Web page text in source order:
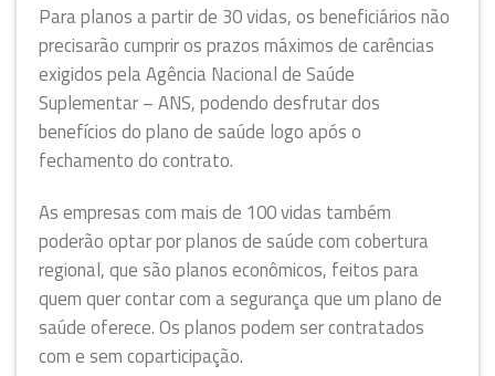
Para planos a partir de 30 vidas, os beneficiários não
precisarão cumprir os prazos máximos de carências
exigidos pela Agência Nacional de Saúde
Suplementar – ANS, podendo desfrutar dos
benefícios do plano de saúde logo após o
fechamento do contrato.
As empresas com mais de 100 vidas também
poderão optar por planos de saúde com cobertura
regional, que são planos econômicos, feitos para
quem quer contar com a segurança que um plano de
saúde oferece. Os planos podem ser contratados
com e sem coparticipação.